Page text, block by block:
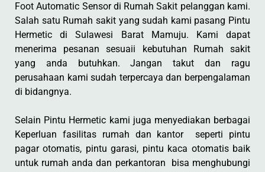
Foot Automatic Sensor di Rumah Sakit pelanggan kami.
Salah satu Rumah sakit yang sudah kami pasang Pintu
Hermetic di Sulawesi Barat Mamuju. Kami dapat
menerima pesanan sesuaii kebutuhan Rumah sakit
yang anda butuhkan. Jangan takut dan ragu
perusahaan kami sudah terpercaya dan berpengalaman
di bidangnya.
Selain Pintu Hermetic kami juga menyediakan berbagai
Keperluan fasilitas rumah dan kantor seperti pintu
pagar otomatis, pintu garasi, pintu kaca otomatis baik
untuk rumah anda dan perkantoran bisa menghubungi